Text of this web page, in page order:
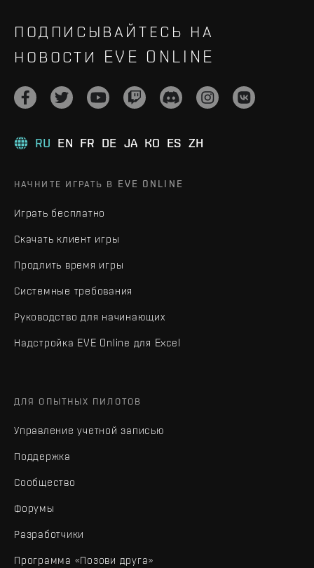
ПОДПИСЫВАЙТЕСЬ НА
НОВОСТИ EVE ONLINE
RU EN FR DE JA KO ES ZH
НАЧНИТЕ ИГРАТЬ В EVE ONLINE
Играть бесплатно
Скачать клиент игры
Продлить время игры
Системные требования
Руководство для начинающих
Надстройка EVE Online для Excel
ДЛЯ ОПЫТНЫХ ПИЛОТОВ
Управление учетной записью
Поддержка
Сообщество
Форумы
Разработчики
Программа «Позови друга»